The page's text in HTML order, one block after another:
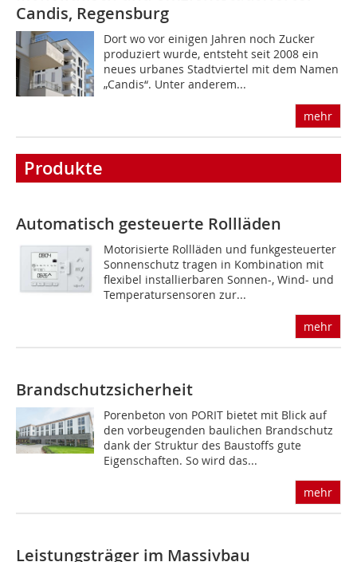
Candis, Regensburg
Dort wo vor einigen Jahren noch Zucker
produziert wurde, entsteht seit 2008 ein
neues urbanes Stadtviertel mit dem Namen
„Candis“. Unter anderem...
mehr
Produkte
Automatisch gesteuerte Rollläden
Motorisierte Rollläden und funkgesteuerter
Sonnenschutz tragen in Kombination mit
flexibel installierbaren Sonnen-, Wind- und
Temperatursensoren zur...
mehr
Brandschutzsicherheit
Porenbeton von PORIT bietet mit Blick auf
den vorbeugenden baulichen Brandschutz
dank der Struktur des Baustoffs gute
Eigenschaften. So wird das...
mehr
Leistungsträger im Massivbau